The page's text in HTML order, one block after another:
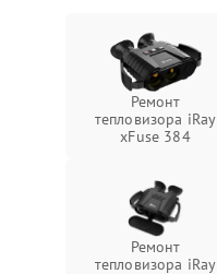
Ремонт
тепловизора iRay
xFuse 384
Ремонт
тепловизора iRay